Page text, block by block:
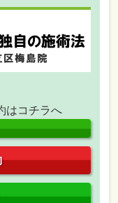
はコチラへ